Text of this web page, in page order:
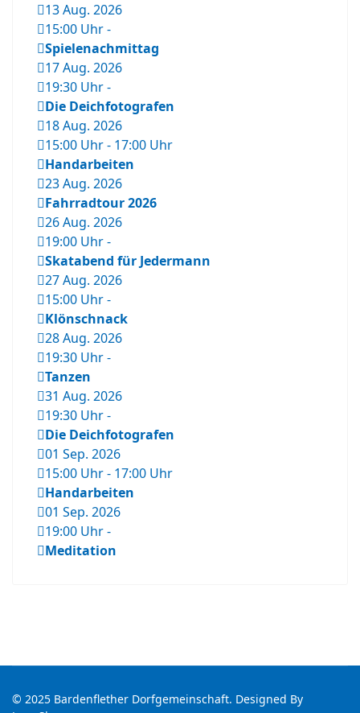
13 Aug. 2026
15:00 Uhr-
Spielenachmittag
17 Aug. 2026
19:30 Uhr-
Die Deichfotografen
18 Aug. 2026
15:00 Uhr- 17:00 Uhr
Handarbeiten
23 Aug. 2026
Fahrradtour 2026
26 Aug. 2026
19:00 Uhr-
Skatabend für Jedermann
27 Aug. 2026
15:00 Uhr-
Klönschnack
28 Aug. 2026
19:30 Uhr-
Tanzen
31 Aug. 2026
19:30 Uhr-
Die Deichfotografen
01 Sep. 2026
15:00 Uhr- 17:00 Uhr
Handarbeiten
01 Sep. 2026
19:00 Uhr-
Meditation
© 2025 Bardenflether Dorfgemeinschaft. Designed By